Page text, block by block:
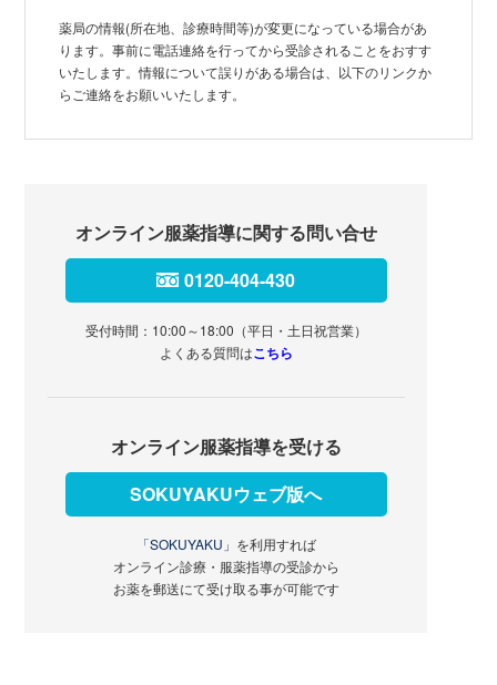
薬局の情報(所在地、診療時間等)が変更になっている場合があ
ります。事前に電話連絡を行ってから受診されることをおすす
いたします。情報について誤りがある場合は、以下のリンクか
らご連絡をお願いいたします。
オンライン服薬指導に関する問い合せ
0120-404-430
受付時間：10:00～18:00（平日・土日祝営業）
よくある質問はこちら
オンライン服薬指導を受ける
SOKUYAKUウェブ版へ
「SOKUYAKU」 を利用すれば
オンライン診療・服薬指導の受診から
お薬を郵送にて受け取る事が可能です